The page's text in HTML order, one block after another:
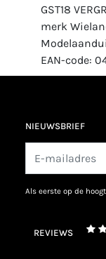
GST18
merk
EAN-code:
NIEUWSBRIEF
als eerste op de
REVIEWS